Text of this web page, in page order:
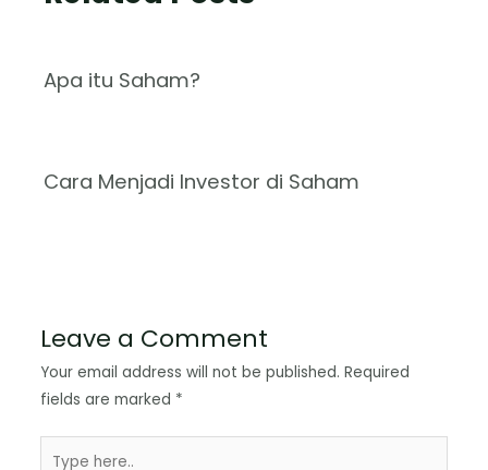
Apa itu Saham?
Cara Menjadi Investor di Saham
Leave a Comment
Your email address will not be published. Required
fields are marked *